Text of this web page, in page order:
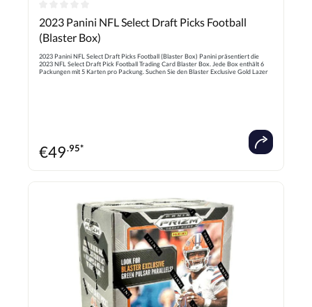
Durchschnittliche Bewertung von 0 von 5 Sternen
2023 Panini NFL Select Draft Picks Football
(Blaster Box)
2023 Panini NFL Select Draft Picks Football (Blaster Box) Panini präsentiert die
2023 NFL Select Draft Pick Football Trading Card Blaster Box. Jede Box enthält 6
Packungen mit 5 Karten pro Packung. Suchen Sie den Blaster Exclusive Gold Lazer
€49.95*